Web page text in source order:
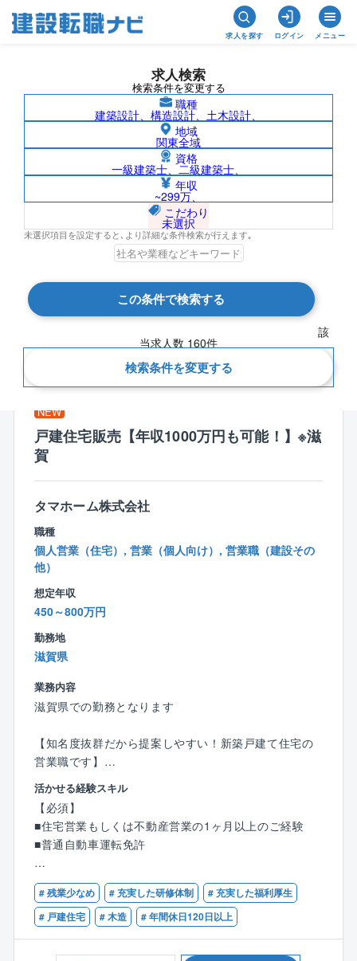
求人を探す ログイン メニュー
求人検索
検索条件を変更する
職種
建築設計、構造設計、土木設計、
地域
関東全域
資格
一級建築士、二級建築士、
年収
~299万、
こだわり
未選択
未選択項目を設定すると､より詳細な条件検索が行えます｡
この条件で検索する
該
当求人数 160件
検索条件を変更する
滋賀県の求人検索結果一覧
検索結果 160 件
現在の検索条件
NEW
戸建住宅販売【年収1000万円も可能！】※滋
賀
タマホーム株式会社
職種
個人営業（住宅）, 営業（個人向け）, 営業職（建設その
他）
想定年収
450～800万円
勤務地
滋賀県
業務内容
滋賀県での勤務となります
【知名度抜群だから提案しやすい！新築戸建て住宅の
営業職です】
モデルハウスに来場されたお客様へ、同社の住宅をご
提案していただきます。
【具体的には】
●住宅に関するご希望のヒアリング、プラン作成
●住宅建設地の敷地調査、現地調査、役所調査
●住宅ローンのご相談等
来場からお引渡まで、すべてをプロデュースしていた
だきます。
活かせる経験スキル
【必須】
■住宅営業もしくは不動産営業の1ヶ月以上のご経験
■普通自動車運転免許
【歓迎】
■何らかの営業経験5年以上がある方
■宅地建物取引士の資格保有者
# 残業少なめ # 充実した研修体制
# 充実した福利厚生
# 戸建住宅
# 木造 # 年間休日120日以上